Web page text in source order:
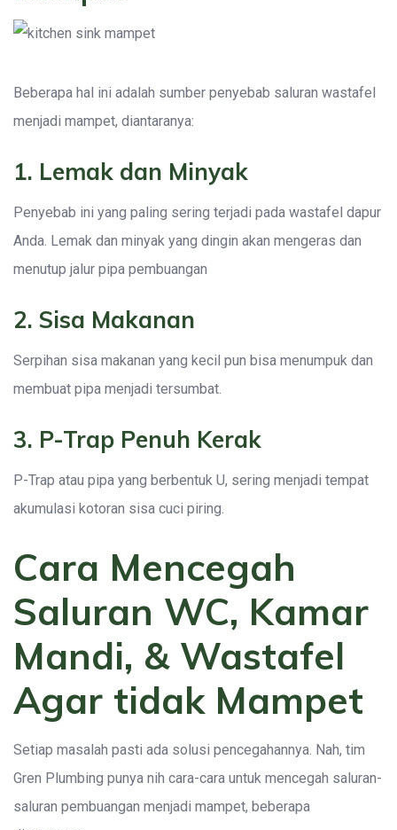
Beberapa hal ini adalah sumber penyebab saluran wastafel
menjadi mampet, diantaranya:
1. Lemak dan Minyak
Penyebab ini yang paling sering terjadi pada wastafel dapur
Anda. Lemak dan minyak yang dingin akan mengeras dan
menutup jalur pipa pembuangan
2. Sisa Makanan
Serpihan sisa makanan yang kecil pun bisa menumpuk dan
membuat pipa menjadi tersumbat.
3. P-Trap Penuh Kerak
P-Trap atau pipa yang berbentuk U, sering menjadi tempat
akumulasi kotoran sisa cuci piring.
Cara Mencegah
Saluran WC, Kamar
Mandi, & Wastafel
Agar tidak Mampet
Setiap masalah pasti ada solusi pencegahannya. Nah, tim
Gren Plumbing punya nih cara-cara untuk mencegah saluran-
saluran pembuangan menjadi mampet, beberapa